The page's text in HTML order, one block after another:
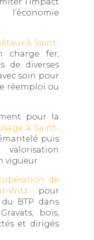
à Saint-
charge fer,
de diverses
soin pour
réemploi ou
pour la
à Saint-
puis
vigueur.
de
Witz pour
BTP dans
bois,
et dirigés